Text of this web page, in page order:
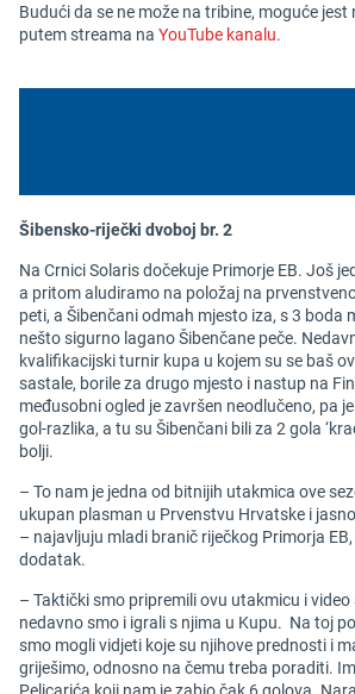
Budući da se ne može na tribine, moguće jest
putem streama na YouTube kanalu.
Šibensko-riječki dvoboj br. 2
Na Crnici Solaris dočekuje Primorje EB. Još
a pritom aludiramo na položaj na
peti, a Šibenčani odmah mjesto iza, s 3 boda
nešto sigurno lagano Šibenčane peče.
kvalifikacijski turnir kupa u kojem su se baš
sastale, borile za drugo mjesto i nastup na
međusobni ogled je završen neodlučeno, pa
gol-razlika, a tu su Šibenčani bili za 2 gola
bolji.
– To nam je jedna od bitnijih utakmica ove
ukupan plasman u Prvenstvu Hrvatske i
– najavljuju mladi branič riječkog Primorja
dodatak.
– Taktički smo pripremili ovu utakmicu i
nedavno smo i igrali s njima u Kupu. Na toj
smo mogli vidjeti koje su njihove prednosti i
griješimo, odnosno na čemu treba poraditi.
Pelicarića koji nam je zabio čak 6 golova.